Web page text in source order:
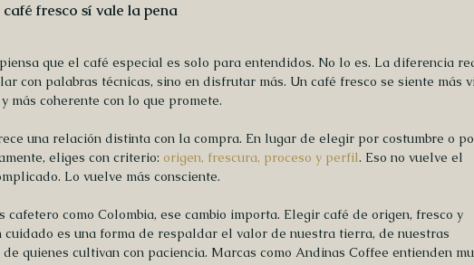
café fresco sí vale la pena
que el café especial es solo para entendidos. No lo es. La diferencia
con palabras técnicas, sino en disfrutar más. Un café fresco se siente más
más coherente con lo que promete.
una relación distinta con la compra. En lugar de elegir por costumbre o
eliges con criterio: origen, frescura, proceso y perfil. Eso no vuelve el
Lo vuelve más consciente.
cafetero como Colombia, ese cambio importa. Elegir café de origen, fresco y
cuidado es una forma de respaldar el valor de nuestra tierra, de nuestras
de quienes cultivan con paciencia. Marcas como Andinas Coffee entienden